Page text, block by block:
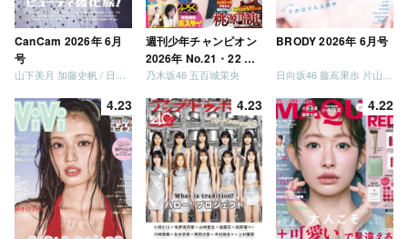
CanCam 2026年 6月
号
週刊少年チャンピオン
2026年 No.21・22 合
併号
乃木坂46 五百城茉央
BRODY 2026年 6月号
4.23 4.23 4.22